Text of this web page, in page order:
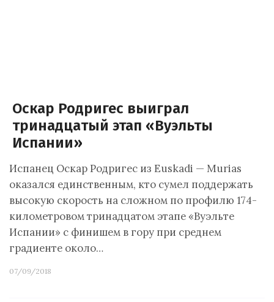
Оскар Родригес выиграл
тринадцатый этап «Вуэльты
Испании»
Испанец Оскар Родригес из Euskadi — Murias
оказался единственным, кто сумел поддержать
высокую скорость на сложном по профилю 174-
километровом тринадцатом этапе «Вуэльте
Испании» с финишем в гору при среднем
градиенте около…
07/09/2018